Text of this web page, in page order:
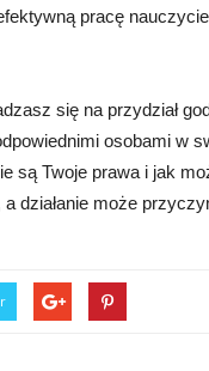
pracę
się na przydział
osobami w
są Twoje prawa i jak
działanie może